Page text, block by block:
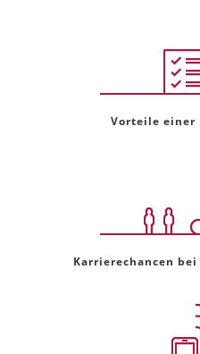
Vorteile
Karrierechancen